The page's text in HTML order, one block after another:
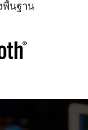
พื้นฐาน